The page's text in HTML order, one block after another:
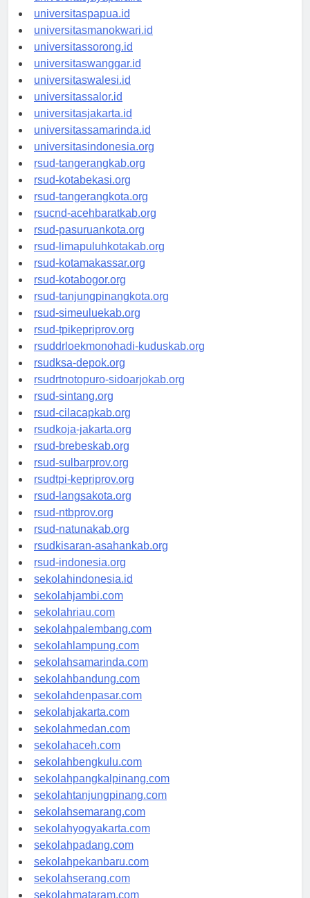
universitasjayapura.id
universitaspapua.id
universitasmanokwari.id
universitassorong.id
universitaswanggar.id
universitaswalesi.id
universitassalor.id
universitasjakarta.id
universitassamarinda.id
universitasindonesia.org
rsud-tangerangkab.org
rsud-kotabekasi.org
rsud-tangerangkota.org
rsucnd-acehbaratkab.org
rsud-pasuruankota.org
rsud-limapuluhkotakab.org
rsud-kotamakassar.org
rsud-kotabogor.org
rsud-tanjungpinangkota.org
rsud-simeuluekab.org
rsud-tpikepriprov.org
rsuddrloekmonohadi-kuduskab.org
rsudksa-depok.org
rsudrtnotopuro-sidoarjokab.org
rsud-sintang.org
rsud-cilacapkab.org
rsudkoja-jakarta.org
rsud-brebeskab.org
rsud-sulbarprov.org
rsudtpi-kepriprov.org
rsud-langsakota.org
rsud-ntbprov.org
rsud-natunakab.org
rsudkisaran-asahankab.org
rsud-indonesia.org
sekolahindonesia.id
sekolahjambi.com
sekolahriau.com
sekolahpalembang.com
sekolahlampung.com
sekolahsamarinda.com
sekolahbandung.com
sekolahdenpasar.com
sekolahjakarta.com
sekolahmedan.com
sekolahaceh.com
sekolahbengkulu.com
sekolahpangkalpinang.com
sekolahtanjungpinang.com
sekolahsemarang.com
sekolahyogyakarta.com
sekolahpadang.com
sekolahpekanbaru.com
sekolahserang.com